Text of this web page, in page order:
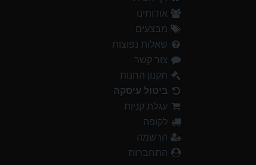
אודותינו
מבצעים
שאלות נפוצות
צור קשר
תקנון החנות
ביטול עיסקה
עגלת קניות
לקופה
הרשמה
התחברות